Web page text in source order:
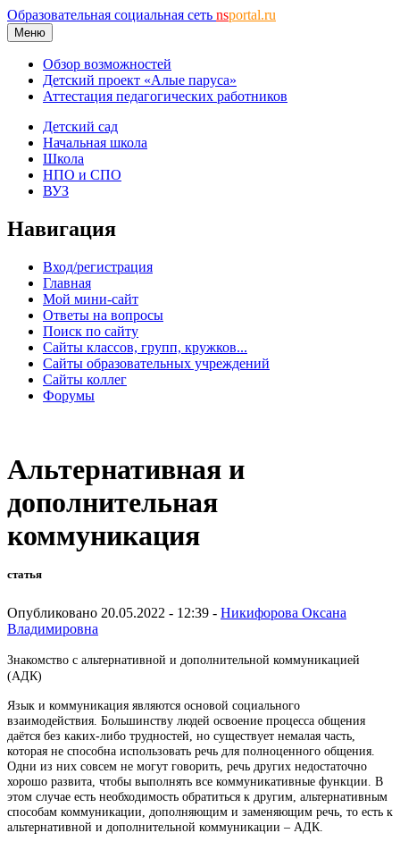
Образовательная социальная сеть nsportal.ru
Меню
Обзор возможностей
Детский проект «Алые паруса»
Аттестация педагогических работников
Детский сад
Начальная школа
Школа
НПО и СПО
ВУЗ
Навигация
Вход/регистрация
Главная
Мой мини-сайт
Ответы на вопросы
Поиск по сайту
Сайты классов, групп, кружков...
Сайты образовательных учреждений
Сайты коллег
Форумы
Альтернативная и
дополнительная
коммуникация
статья
Опубликовано 20.05.2022 - 12:39 - Никифорова Оксана
Владимировна
Знакомство с альтернативной и дополнительной коммуникацией
(АДК)
Язык и коммуникация являются основой социального
взаимодействия. Большинству людей освоение процесса общения
даётся без каких-либо трудностей, но существует немалая часть,
которая не способна использовать речь для полноценного общения.
Одни из них совсем не могут говорить, речь других недостаточно
хорошо развита, чтобы выполнять все коммуникативные функции. В
этом случае есть необходимость обратиться к другим, альтернативным
способам коммуникации, дополняющим и заменяющим речь, то есть к
альтернативной и дополнительной коммуникации – АДК.